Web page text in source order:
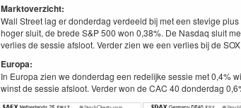
Marktoverzicht:
Wall Street lag er donderdag verdeeld bij met een stevige
hoger sluit, de brede S&P 500 won 0,38%. De Nasdaq sluit
verlies de sessie afsloot. Verder zien we een verlies bij de
Europa:
In Europa zien we donderdag een redelijke sessie met 0,4%
winst de sessie afsloot. Verder won de CAC 40 donderdag